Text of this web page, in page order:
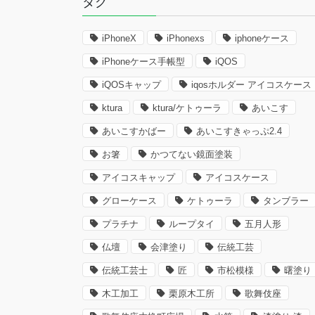
iPhoneX iPhonexs iphoneケース
iPhoneケース手帳型 iQOS
iQOSキャップ iqosホルダー アイコスケース
ktura ktura/ケトゥーラ あいこす
あいこすかばー あいこすきゃっぷ2.4
お箸 かつてない鏡面塗装
アイコスキャップ アイコスケース
グローケース ケトゥーラ タンブラー
プラチナ ループタイ 五月人形
仏壇 会津塗り 伝統工芸
伝統工芸士 匠 市松模様 曙塗り
木工加工 栗原木工所 歌舞伎座